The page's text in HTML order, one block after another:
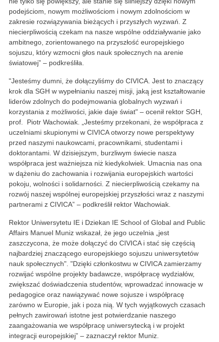
podejściom, nowym możliwościom i nowym zdolnościom w
zakresie rozwiązywania bieżących i przyszłych wyzwań. Z
niecierpliwością czekam na nasze wspólne oddziaływanie jako
ambitnego, zorientowanego na przyszłość europejskiego
sojuszu, który wzmocni głos nauk społecznych na arenie
światowej” – podkreśliła.
"Jesteśmy dumni, że dołączyliśmy do CIVICA. Jest to znaczący
krok dla SGH w wypełnianiu naszej misji, jaką jest kształtowanie
liderów zdolnych do podejmowania globalnych wyzwań i
korzystania z możliwości, jakie daje świat" – ocenił rektor SGH,
prof. Piotr Wachowiak. „Jesteśmy przekonani, że współpraca z
uczelniami skupionymi w CIVICA otworzy nowe perspektywy
przed naszymi naukowcami, pracownikami, studentami i
doktorantami. W dzisiejszym, burzliwym świecie nasza
współpraca jest ważniejsza niż kiedykolwiek. Umacnia nas ona
w dążeniu do zachowania i rozwijania europejskich wartości
pokoju, wolności i solidarności. Z niecierpliwością czekamy na
rozwój naszej wspólnej europejskiej przyszłości wraz z naszymi
partnerami z CIVICA” – podkreślił rektor Wachowiak.
Rektor Uniwersytetu IE i Dziekan IE School of Global and Public
Affairs Manuel Muniz wskazał, że jego uczelnia „jest
zaszczycona, że może dołączyć do CIVICA i stać się częścią
najbardziej znaczącego europejskiego sojuszu uniwersytetów
nauk społecznych". "Dzięki członkostwu w CIVICA zamierzamy
rozwijać wspólne projekty badawcze, współpracę wydziałów,
zwiększać doświadczenia studentów, wprowadzać innowacje w
pedagogice oraz nawiązywać nowe sojusze i współpracę
zarówno w Europie, jak i poza nią. W tych wyjątkowych czasach
pełnych zawirowań istotne jest potwierdzanie naszego
zaangażowania we współpracę uniwersytecką i w projekt
integracji europejskiej” – zaznaczył rektor Muniz.